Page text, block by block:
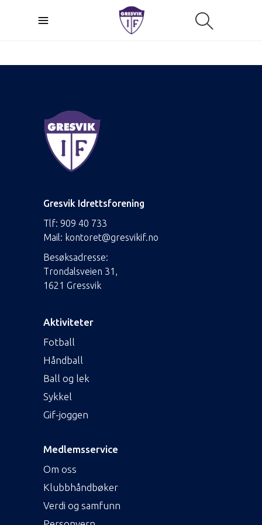
Gresvik Idrettsforening
Tlf: 909 40 733
Mail: kontoret@gresvikif.no
Besøksadresse:
Trondalsveien 31,
1621 Gressvik
Aktiviteter
Fotball
Håndball
Ball og lek
Sykkel
Gif-joggen
Medlemsservice
Om oss
Klubbhåndbøker
Verdi og samfunn